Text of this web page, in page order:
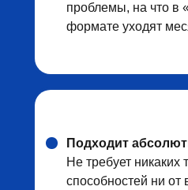
Подходит
Не требует никаких
способностей ни от
проблемы, на что в
формате уходят